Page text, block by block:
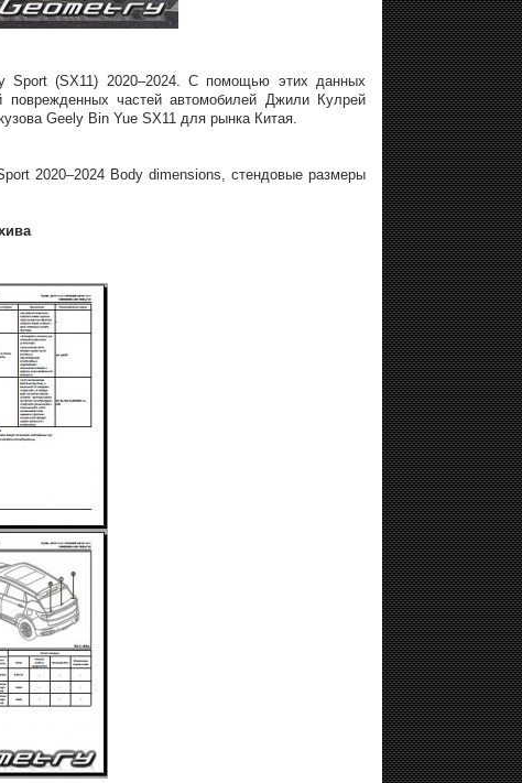
Sport (SX11) 2020–2024. С помощью этих данных
поврежденных частей автомобилей Джили Кулрей
Geely Bin Yue SX11 для рынка Китая.
2020–2024 Body dimensions, стендовые размеры